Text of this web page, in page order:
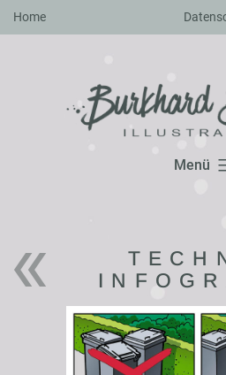
Zum
Home
Menü